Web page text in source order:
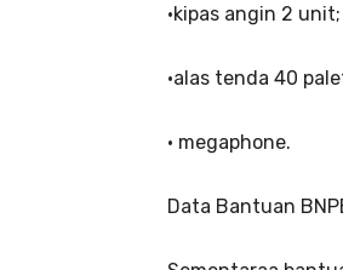
•kipas angin 2 unit;
•alas tenda 40
• megaphone.
Data Bantuan